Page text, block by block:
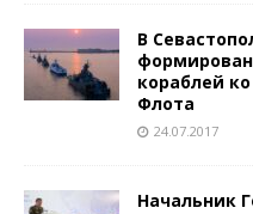
В
кораблей
Флота
24.07.2017
Начальник